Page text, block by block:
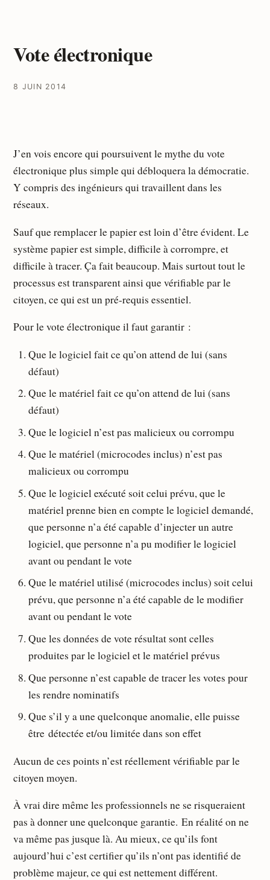
Vote électronique
8 JUIN 2014
J’en vois encore qui poursuivent le mythe du vote
électronique plus simple qui débloquera la démocratie.
Y compris des ingénieurs qui travaillent dans les
réseaux.
Sauf que remplacer le papier est loin d’être évident. Le
système papier est simple, difficile à corrompre, et
difficile à tracer. Ça fait beaucoup. Mais surtout tout le
processus est transparent ainsi que vérifiable par le
citoyen, ce qui est un pré-requis essentiel.
Pour le vote électronique il faut garantir :
Que le logiciel fait ce qu’on attend de lui (sans
défaut)
Que le matériel fait ce qu’on attend de lui (sans
défaut)
Que le logiciel n’est pas malicieux ou corrompu
Que le matériel (microcodes inclus) n’est pas
malicieux ou corrompu
Que le logiciel exécuté soit celui prévu, que le
matériel prenne bien en compte le logiciel demandé,
que personne n’a été capable d’injecter un autre
logiciel, que personne n’a pu modifier le logiciel
avant ou pendant le vote
Que le matériel utilisé (microcodes inclus) soit celui
prévu, que personne n’a été capable de le modifier
avant ou pendant le vote
Que les données de vote résultat sont celles
produites par le logiciel et le matériel prévus
Que personne n’est capable de tracer les votes pour
les rendre nominatifs
Que s’il y a une quelconque anomalie, elle puisse
être détectée et/ou limitée dans son effet
Aucun de ces points n’est réellement vérifiable par le
citoyen moyen.
À vrai dire même les professionnels ne se risqueraient
pas à donner une quelconque garantie. En réalité on ne
va même pas jusque là. Au mieux, ce qu’ils font
aujourd’hui c’est certifier qu’ils n’ont pas identifié de
problème majeur, ce qui est nettement différent.